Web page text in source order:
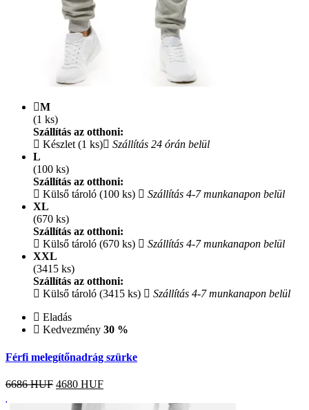
M
(1 ks)
Szállítás az otthoni:
Készlet (1 ks)
Szállítás 24 órán belül
L
(100 ks)
Szállítás az otthoni:
Külső tároló (100 ks)
Szállítás 4-7 munkanapon belül
XL
(670 ks)
Szállítás az otthoni:
Külső tároló (670 ks)
Szállítás 4-7 munkanapon belül
XXL
(3415 ks)
Szállítás az otthoni:
Külső tároló (3415 ks)
Szállítás 4-7 munkanapon belül
Eladás
Kedvezmény 30 %
Férfi melegítőnadrág szürke
6686 HUF 4680 HUF